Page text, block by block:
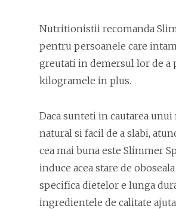
Nutritionistii recomanda
pentru persoanele care
greutati in demersul lor de a
kilogramele in plus.
Daca sunteti in cautarea unui
natural si facil de a slabi,
cea mai buna este Slimmer
induce acea stare de
specifica dietelor e lunga
ingredientele de calitate ajuta